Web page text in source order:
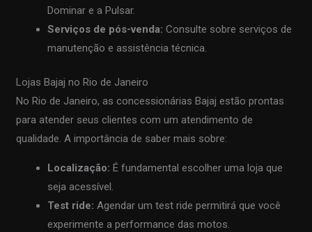
Dominar e a Pulsar.
Serviços de pós-venda: Consulte sobre serviços de
manutenção e assistência técnica.
Lojas Bajaj no Rio de Janeiro
No Rio de Janeiro, as concessionárias Bajaj estão prontas
para atender seus clientes com um atendimento de
qualidade. A importância de saber mais sobre:
Localização: É fundamental escolher uma loja que
seja acessível.
Test ride: Agendar um test ride permitirá que você
experimente a performance das motos.